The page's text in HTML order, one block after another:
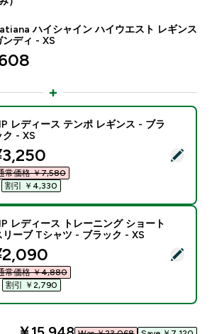
ハイシャイン ハイウエスト レギンス
ンディ - XS
択 - MP レディース テンポ レギンス -
レディース テンポ レギンス - ブラ
ク - XS
price
常価格 ￥7,580‎
割引 ￥4,330‎
択 - MP レディース トレーニング ショ
レディース トレーニング ショート
リーブ Tシャツ - ブラック - XS
price
常価格 ￥4,880‎
割引 ￥2,790‎